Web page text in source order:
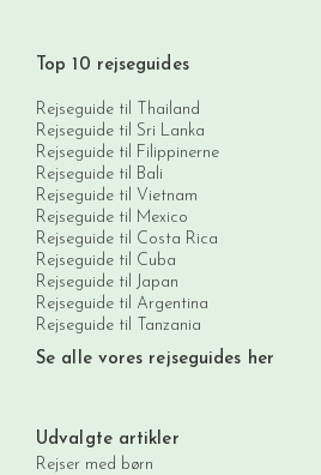
Top 10 rejseguides
Rejseguide til Thailand
Rejseguide til Sri Lanka
Rejseguide til Filippinerne
Rejseguide til Bali
Rejseguide til Vietnam
Rejseguide til Mexico
Rejseguide til Costa Rica
Rejseguide til Cuba
Rejseguide til Japan
Rejseguide til Argentina
Rejseguide til Tanzania
Se alle vores rejseguides her
Udvalgte artikler
Rejser med børn